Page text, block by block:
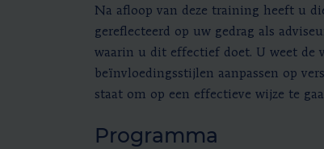
Na afloop van deze training heeft u
gereflecteerd op uw gedrag als
waarin u dit effectief doet. U weet de
beïnvloedingsstijlen aanpassen op
staat om op een effectieve wijze te
Programma